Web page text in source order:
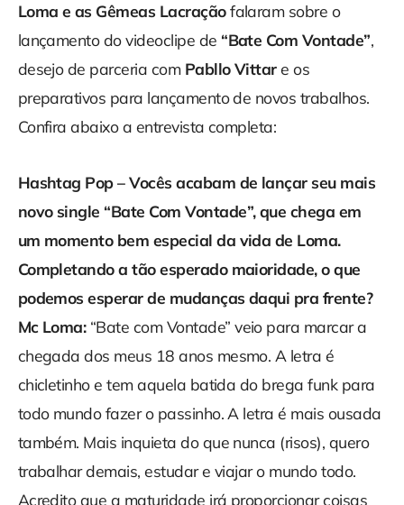
Loma e as Gêmeas Lacraçãofalaram sobre o
lançamento do videoclipe de “Bate Com Vontade”,
desejo de parceria com Pabllo Vittare os
preparativos para lançamento de novos trabalhos.
Confira abaixo a entrevista completa:
Hashtag Pop – Vocês acabam de lançar seu mais
novo single “Bate Com Vontade”, que chega em
um momento bem especial da vida de Loma.
Completando a tão esperado maioridade, o que
podemos esperar de mudanças daqui pra frente?
Mc Loma:“Bate com Vontade” veio para marcar a
chegada dos meus 18 anos mesmo. A letra é
chicletinho e tem aquela batida do brega funk para
todo mundo fazer o passinho. A letra é mais ousada
também. Mais inquieta do que nunca (risos), quero
trabalhar demais, estudar e viajar o mundo todo.
Acredito que a maturidade irá proporcionar coisas